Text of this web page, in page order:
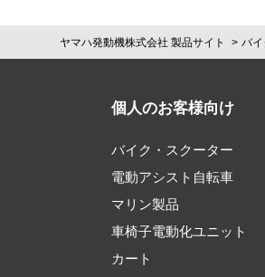
ヤマハ発動機株式会社 製品サイト バ
個人のお客様向け
バイク・スクーター
電動アシスト自転車
マリン製品
車椅子電動化ユニット
カート